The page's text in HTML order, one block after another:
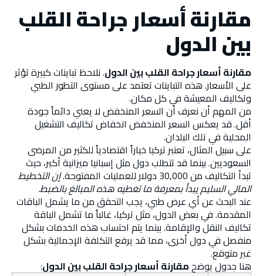
مقارنة أسعار جراحة القلب
بين الدول
مقارنة أسعار جراحة القلب بين الدول. نلاحظ تباينات كبيرة تؤثر
على الأسعار. هذه التباينات تعتمد على مستوى التطور الطبي
وتكاليف المعيشة في كل مكان.
من المهم أن نعرف أن السعر المنخفض لا يعني دائماً جودة
أقل. قد يعكس السعر المنخفض انخفاض تكاليف التشغيل
المحلية في تلك البلدان.
على سبيل المثال، تعتبر تركيا خياراً اقتصادياً للكثير من المرضى
السعوديين. بينما قد تتطلب دول مثل إسبانيا ميزانية أكبر، حيث
تبدأ التكاليف من 30,000 دولار للعمليات المفتوحة. إن التخطيط
المالي السليم يبدأ بمعرفة ما تغطيه هذه المبالغ بالضبط.
عند البحث عن أي عرض طبي، يجب التحقق من ما يشمل الباقات
المقدمة. في بعض الدول، مثل تركيا، غالباً ما تشمل الباقة
تكاليف النقل والإقامة. بينما يتم احتساب هذه الخدمات بشكل
منفصل في دول أخرى، مما قد يرفع التكلفة الإجمالية بشكل
غير متوقع.
هنا جدول يوضحمقارنة أسعار جراحة القلب بين الدول: